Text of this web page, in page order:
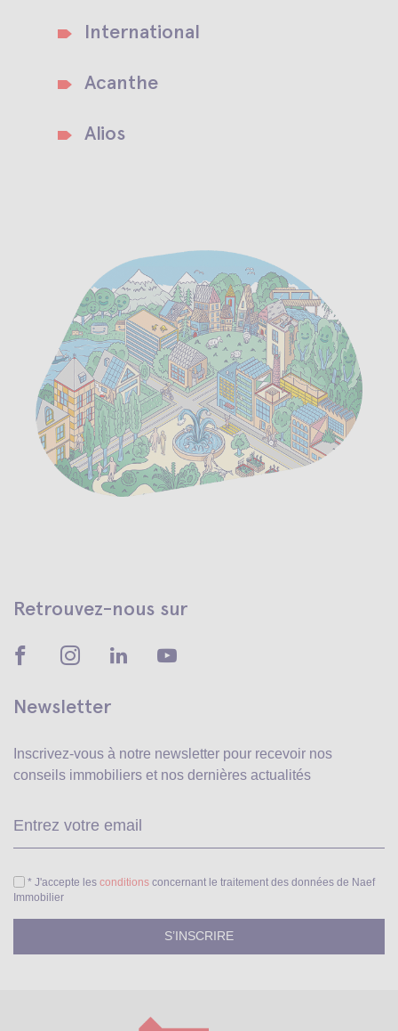
International
Acanthe
Alios
Retrouvez-nous sur
Newsletter
Inscrivez-vous à notre newsletter pour recevoir nos
conseils immobiliers et nos dernières actualités
* J'accepte les conditions concernant le traitement des données de Naef
Immobilier